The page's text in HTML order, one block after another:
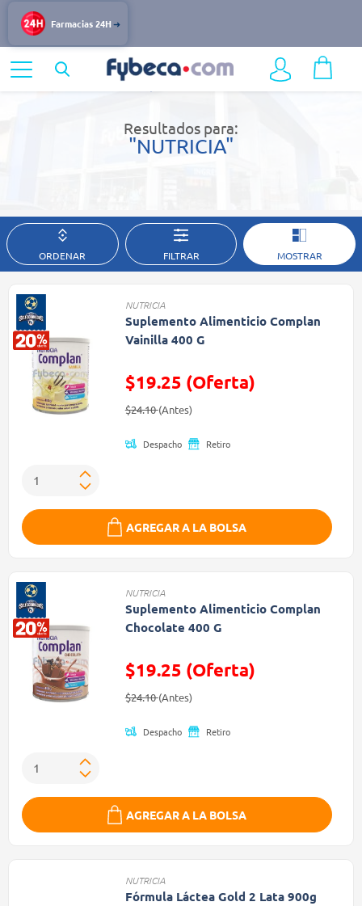
Farmacias 24H
Resultados de búsqueda
Resultados para:
"NUTRICIA"
ORDENAR FILTRAR MOSTRAR
NUTRICIA
Suplemento Alimenticio Complan
Vainilla 400 G
$19.25 (Oferta)
Precio reducido de
$24.10(Antes)(Oferta)
Despacho Retiro
AGREGAR A LA BOLSA
NUTRICIA
Suplemento Alimenticio Complan
Chocolate 400 G
$19.25 (Oferta)
Precio reducido de
$24.10(Antes)(Oferta)
Despacho Retiro
AGREGAR A LA BOLSA
NUTRICIA
Fórmula Láctea Gold 2 Lata 900g